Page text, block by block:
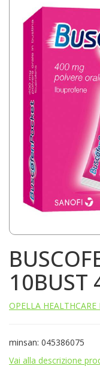
10BUST
OPELLA HEALTHCARE
minsan: 045386075
Vai alla descrizione